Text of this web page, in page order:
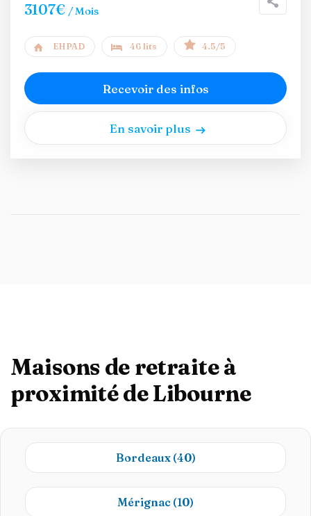
3107€ / Mois
EHPAD 46 lits 4.5/5
Recevoir des infos
En savoir plus
Maisons de retraite à
proximité de Libourne
Bordeaux (40)
Mérignac (10)